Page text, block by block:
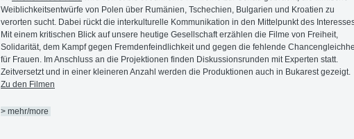
Weiblichkeitsentwürfe von Polen über Rumänien, Tschechien, Bulgarien und Kroatien zu
verorten sucht. Dabei rückt die interkulturelle Kommunikation in den Mittelpunkt des
Mit einem kritischen Blick auf unsere heutige Gesellschaft erzählen die Filme von Freiheit,
Solidarität, dem Kampf gegen Fremdenfeindlichkeit und gegen die fehlende
für Frauen. Im Anschluss an die Projektionen finden Diskussionsrunden mit Experten statt.
Zeitversetzt und in einer kleineren Anzahl werden die Produktionen auch in Bukarest gezeigt.
Zu den Filmen
> mehr/more